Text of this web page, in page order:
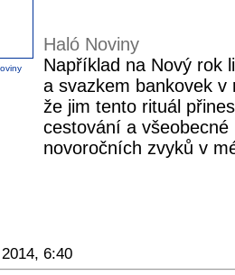
Haló Noviny
Například na Nový rok
a svazkem bankovek
že jim tento rituál
cestování a
novoročních zvyků v
6:40